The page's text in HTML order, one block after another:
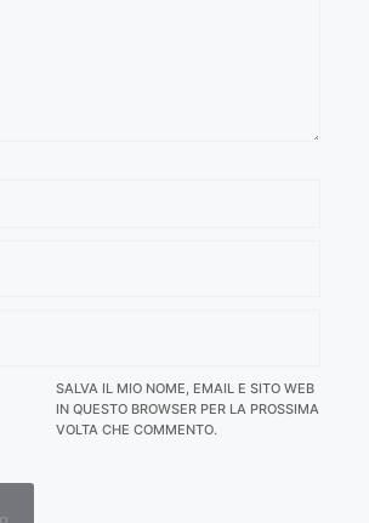
SALVA IL MIO NOME, EMAIL E SITO WEB
IN QUESTO BROWSER PER LA PROSSIMA
VOLTA CHE COMMENTO.